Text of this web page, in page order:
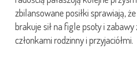
zbilansowane posiłki sprawiają,
brakuje sił na figle psoty i
członkami rodzinny i przyjaciółmi.